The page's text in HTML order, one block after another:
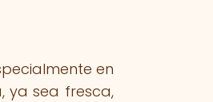
en
ya sea fresca,